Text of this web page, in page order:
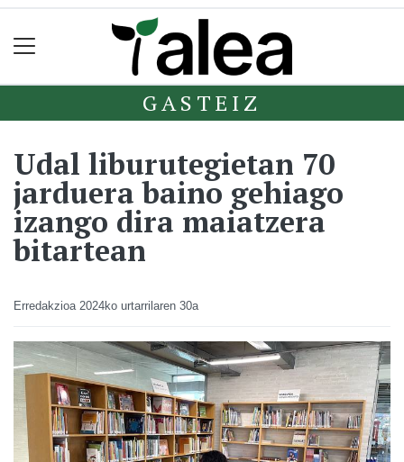
GASTEIZ
Udal liburutegietan 70
jarduera baino gehiago
izango dira maiatzera
bitartean
Erredakzioa 2024ko urtarrilaren 30a